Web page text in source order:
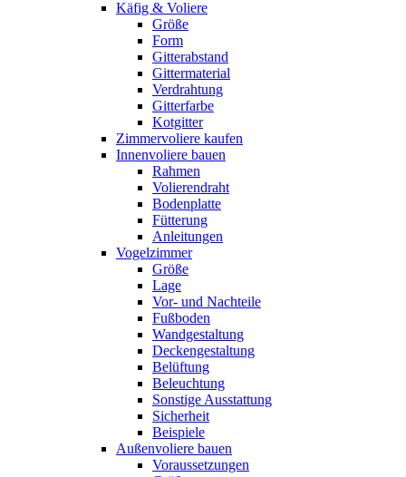
Käfig & Voliere
Größe
Form
Gitterabstand
Gittermaterial
Verdrahtung
Gitterfarbe
Kotgitter
Zimmervoliere kaufen
Innenvoliere bauen
Rahmen
Volierendraht
Bodenplatte
Fütterung
Anleitungen
Vogelzimmer
Größe
Lage
Vor- und Nachteile
Fußboden
Wandgestaltung
Deckengestaltung
Belüftung
Beleuchtung
Sonstige Ausstattung
Sicherheit
Beispiele
Außenvoliere bauen
Voraussetzungen